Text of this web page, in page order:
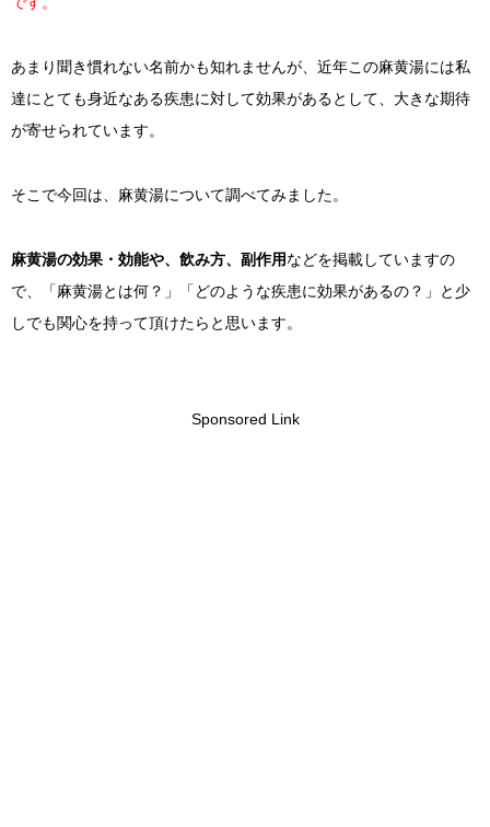
あまり聞き慣れない名前かも知れませんが、近年この麻黄湯には私
達にとても身近なある疾患に対して効果があるとして、大きな期待
が寄せられています。
そこで今回は、麻黄湯について調べてみました。
麻黄湯の効果・効能や、飲み方、副作用などを掲載していますの
で、「麻黄湯とは何？」「どのような疾患に効果があるの？」と少
しでも関心を持って頂けたらと思います。
Sponsored Link